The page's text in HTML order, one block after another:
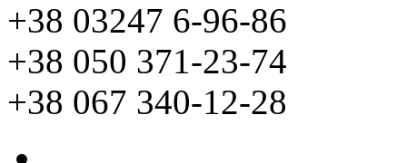
+38 03247 6-96-86
+38 050 371-23-74
+38 067 340-12-28